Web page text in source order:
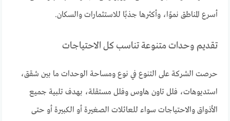
أسرع المناطق نموًا، وأكثرها جذبًا للاستثمارات والسكان.
تقديم وحدات متنوعة تناسب كل الاحتياجات
حرصت الشركة على التنوع في نوع ومساحة الوحدات ما بين شقق،
استديوهات، فلل تاون هاوس وفلل مستقلة، بهدف تلبية جميع
الأذواق والاحتياجات سواء للعائلات الصغيرة أو الكبيرة أو حتى